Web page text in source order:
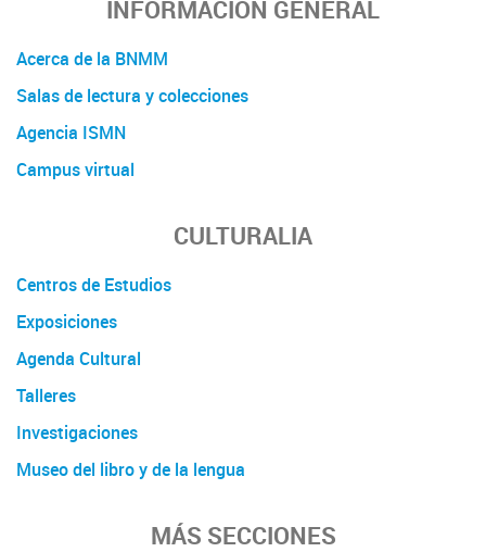
INFORMACIÓN GENERAL
Acerca de la BNMM
Salas de lectura y colecciones
Agencia ISMN
Campus virtual
CULTURALIA
Centros de Estudios
Exposiciones
Agenda Cultural
Talleres
Investigaciones
Museo del libro y de la lengua
MÁS SECCIONES